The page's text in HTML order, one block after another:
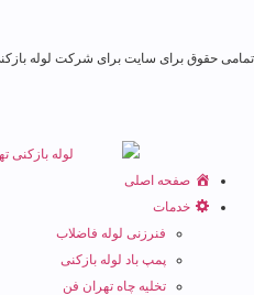
حقوق برای سایت برای شرکت لوله
صفحه اصلی
خدمات
فنرزنی لوله فاضلاب
پمپ باد لوله بازکنی
تخلیه چاه تهران فن